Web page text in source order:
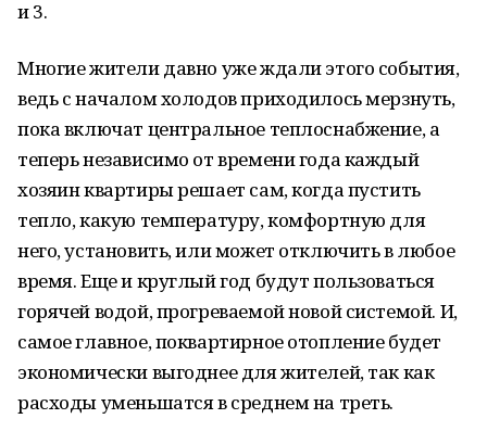
и 3.
Многие жители давно уже ждали этого события,
ведь с началом холодов приходилось мерзнуть,
пока включат центральное теплоснабжение, а
теперь независимо от времени года каждый
хозяин квартиры решает сам, когда пустить
тепло, какую температуру, комфортную для
него, установить, или может отключить в любое
время. Еще и круглый год будут пользоваться
горячей водой, прогреваемой новой системой. И,
самое главное, поквартирное отопление будет
экономически выгоднее для жителей, так как
расходы уменьшатся в среднем на треть.